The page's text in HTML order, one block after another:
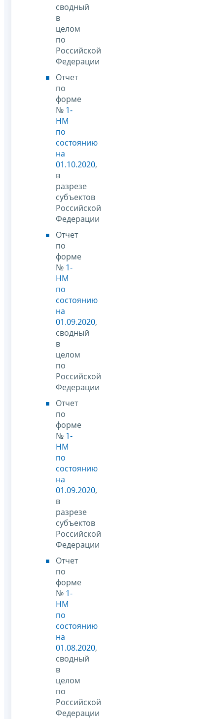
сводный
в
целом
по
Российской
Федерации
Отчет
по
форме
№ 1-
НМ
по
состоянию
на
01.10.2020,
в
разрезе
субъектов
Российской
Федерации
Отчет
по
форме
№ 1-
НМ
по
состоянию
на
01.09.2020,
сводный
в
целом
по
Российской
Федерации
Отчет
по
форме
№ 1-
НМ
по
состоянию
на
01.09.2020,
в
разрезе
субъектов
Российской
Федерации
Отчет
по
форме
№ 1-
НМ
по
состоянию
на
01.08.2020,
сводный
в
целом
по
Российской
Федерации